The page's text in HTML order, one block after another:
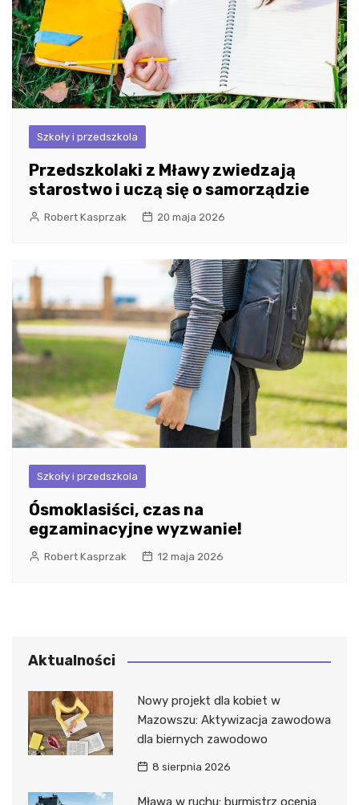
Szkoły i przedszkola
Przedszkolaki z Mławy zwiedzają
starostwo i uczą się o samorządzie
Robert Kasprzak 20 maja 2026
Szkoły i przedszkola
Ósmoklasiści, czas na
egzaminacyjne wyzwanie!
Robert Kasprzak 12 maja 2026
Aktualności
Nowy projekt dla kobiet w
Mazowszu: Aktywizacja zawodowa
dla biernych zawodowo
8 sierpnia 2026